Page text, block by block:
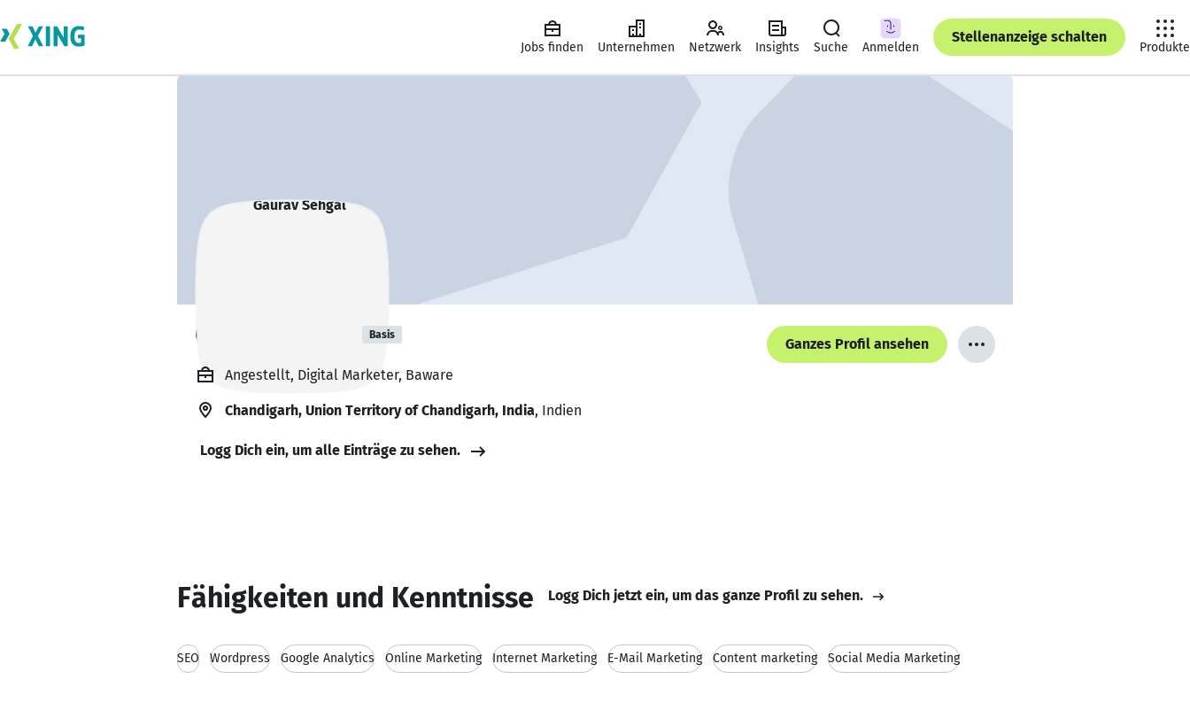
Jobs finden Unternehmen Netzwerk Insights Suche Anmelden
Stellenanzeige schalten
Produkte
Gaurav Sehgal Basis
Ganzes Profil ansehen
Angestellt, Digital Marketer, Baware
Chandigarh, Union Territory of Chandigarh, India, Indien
Logg Dich ein, um alle Einträge zu sehen.
Fähigkeiten und Kenntnisse Logg Dich jetzt ein, um das ganze Profil zu sehen.
SEO Wordpress Google Analytics Online Marketing Internet Marketing E-Mail Marketing Content marketing Social Media Marketing